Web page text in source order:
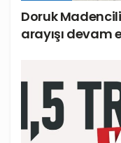
Doruk
arayışı devam